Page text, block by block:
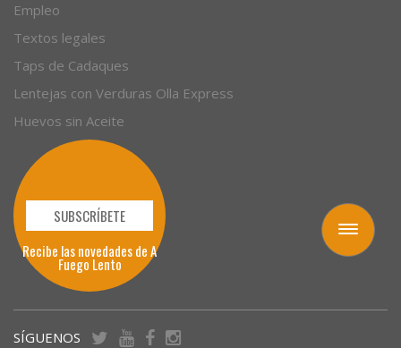
Toggle
navigation
Contacto
Empleo
Textos legales
Taps de Cadaques
Lentejas con Verduras Olla Express
Huevos sin Aceite
SUBSCRÍBETE
Recibe las novedades de A